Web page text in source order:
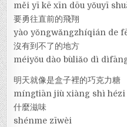
měi yī kē xīn dōu yǒuyī
要勇往直前的飛翔
yào yǒngwǎngzhíqián de
沒有到不了的地方
méiyǒu dào bùliǎo dì
明天就像是盒子裡的巧克力糖
míngtiān jiù xiàng shì hézi
什麼滋味
shénme zīwèi